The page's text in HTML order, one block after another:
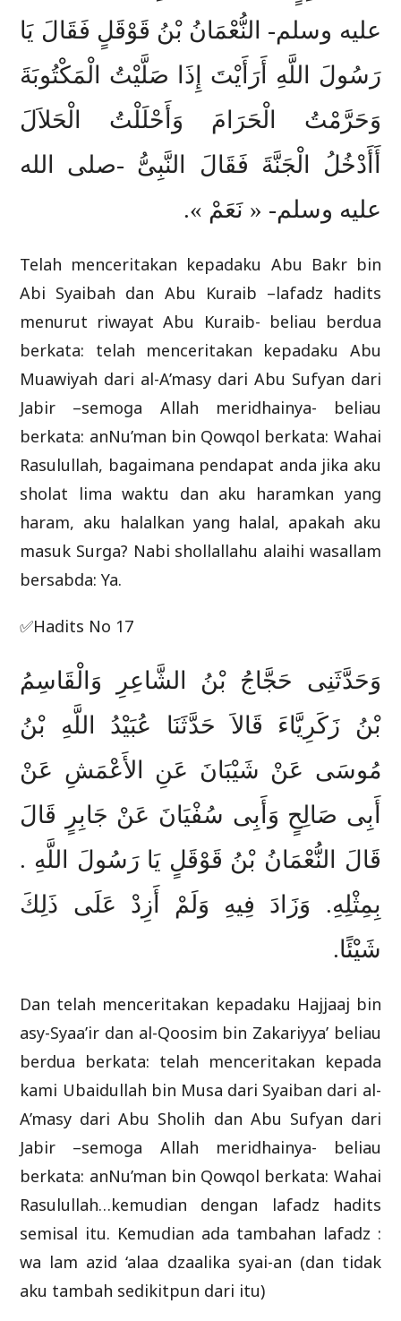
عليه وسلم- النُّعْمَانُ بْنُ قَوْقَلٍ فَقَالَ يَا
رَسُولَ اللَّهِ أَرَأَيْتَ إِذَا صَلَّيْتُ الْمَكْتُوبَةَ
وَحَرَّمْتُ الْحَرَامَ وَأَحْلَلْتُ الْحَلاَلَ
أَأَدْخُلُ الْجَنَّةَ فَقَالَ النَّبِىُّ -صلى الله
عليه وسلم- « نَعَمْ ».
Telah menceritakan kepadaku Abu Bakr bin
Abi Syaibah dan Abu Kuraib –lafadz hadits
menurut riwayat Abu Kuraib- beliau berdua
berkata: telah menceritakan kepadaku Abu
Muawiyah dari al-A’masy dari Abu Sufyan dari
Jabir –semoga Allah meridhainya- beliau
berkata: anNu’man bin Qowqol berkata: Wahai
Rasulullah, bagaimana pendapat anda jika aku
sholat lima waktu dan aku haramkan yang
haram, aku halalkan yang halal, apakah aku
masuk Surga? Nabi shollallahu alaihi wasallam
bersabda: Ya.
✅Hadits No 17
وَحَدَّثَنِى حَجَّاجُ بْنُ الشَّاعِرِ وَالْقَاسِمُ
بْنُ زَكَرِيَّاءَ قَالاَ حَدَّثَنَا عُبَيْدُ اللَّهِ بْنُ
مُوسَى عَنْ شَيْبَانَ عَنِ الأَعْمَشِ عَنْ
أَبِى صَالِحٍ وَأَبِى سُفْيَانَ عَنْ جَابِرٍ قَالَ
قَالَ النُّعْمَانُ بْنُ قَوْقَلٍ يَا رَسُولَ اللَّهِ .
بِمِثْلِهِ. وَزَادَ فِيهِ وَلَمْ أَزِدْ عَلَى ذَلِكَ
شَيْئًا.
Dan telah menceritakan kepadaku Hajjaaj bin
asy-Syaa’ir dan al-Qoosim bin Zakariyya’ beliau
berdua berkata: telah menceritakan kepada
kami Ubaidullah bin Musa dari Syaiban dari al-
A’masy dari Abu Sholih dan Abu Sufyan dari
Jabir –semoga Allah meridhainya- beliau
berkata: anNu’man bin Qowqol berkata: Wahai
Rasulullah…kemudian dengan lafadz hadits
semisal itu. Kemudian ada tambahan lafadz :
wa lam azid ‘alaa dzaalika syai-an (dan tidak
aku tambah sedikitpun dari itu)